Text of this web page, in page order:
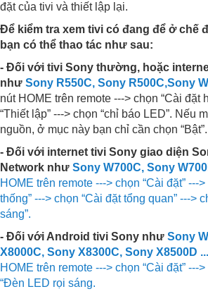
đặt của tivi và thiết lập lại.
Để kiểm tra xem tivi có đang để ở chế
bạn có thể thao tác như sau:
- Đối với tivi Sony thường, hoặc
như Sony R550C, Sony R500C,Sony
nút HOME trên remote ---> chọn “Cài đặt
“Thiết lập” ---> chọn “chỉ báo LED”. Nếu
nguồn, ở mục này bạn chỉ cần chọn “Bật”.
- Đối với internet tivi Sony giao diện
Network như Sony W700C, Sony
HOME trên remote ---> chọn “Cài đặt” ---
thống” ---> chọn “Cài đặt tổng quan” --->
sáng”.
- Đối với Android tivi Sony như Sony
X8000C, Sony X8300C, Sony X8500D
HOME trên remote ---> chọn “Cài đặt” --->
“Đèn LED rọi sáng.